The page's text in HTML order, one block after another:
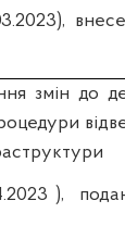
змін до
),